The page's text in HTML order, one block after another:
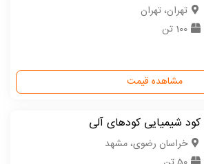
تهران، تهران
100 تن
مشاهده قیمت
کود شیمیایی کودهای آلی
خراسان رضوی، مشهد